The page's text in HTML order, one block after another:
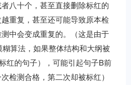
八十个，甚至直接删除标红的
重复，甚至还可能导致原本检
中会变成重复的。（这是由于
算法，如果整体结构和大纲被
红的句子），可能引起句子B前
检测合格，第二次却被标红）